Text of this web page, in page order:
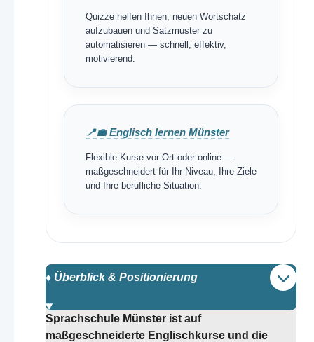
Quizze helfen Ihnen, neuen Wortschatz
aufzubauen und Satzmuster zu
automatisieren — schnell, effektiv,
motivierend.
📍💼 Englisch lernen Münster
Flexible Kurse vor Ort oder online —
maßgeschneidert für Ihr Niveau, Ihre Ziele
und Ihre berufliche Situation.
♦️ Überblick & Positionierung
Sprachschule Münster ist auf
maßgeschneiderte Englischkurse und die